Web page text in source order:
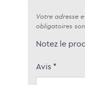
Votre adresse
obligatoires
Notez le
Avis *